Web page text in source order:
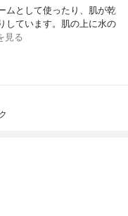
ムとして使ったり、肌が乾
しています。肌の上に水の
見る